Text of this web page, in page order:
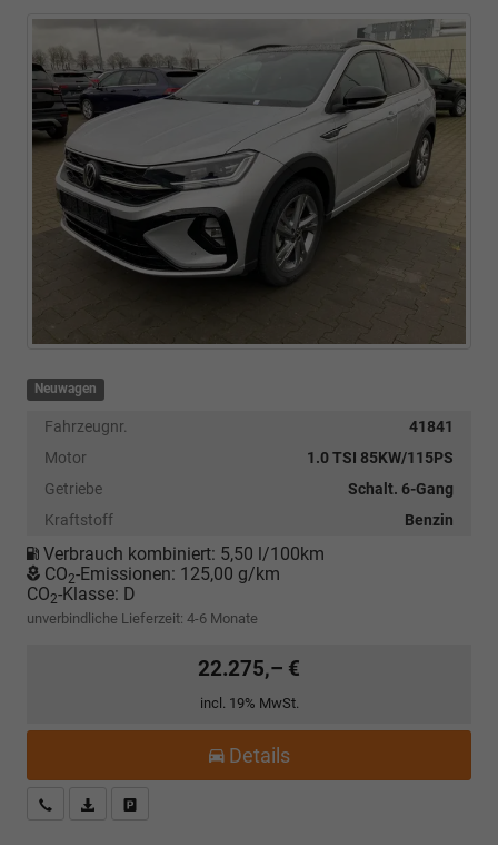
Neuwagen
Fahrzeugnr.
41841
Motor
1.0 TSI 85KW/115PS
Getriebe
Schalt. 6-Gang
Kraftstoff
Benzin
Verbrauch kombiniert: 5,50 l/100km
CO2-Emissionen: 125,00 g/km
CO2-Klasse: D
unverbindliche Lieferzeit: 4-6 Monate
22.275,– €
incl. 19% MwSt.
Details
Kostenloser Rückruf-Service
PDF-Datei, Fahrzeugexposé drucken